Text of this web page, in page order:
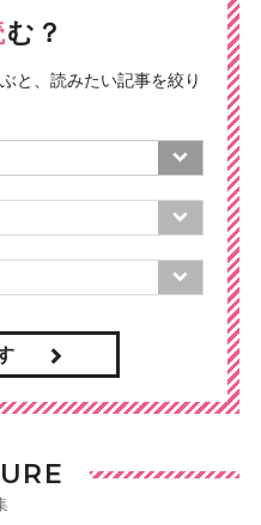
む？
と、読みたい記事を絞り